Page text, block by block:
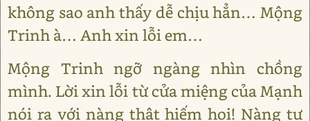
không sao anh thấy dễ chịu hẳn… Mộng
Trinh à… Anh xin lỗi em…
Mộng Trinh ngỡ ngàng nhìn chồng
mình. Lời xin lỗi từ cửa miệng của Mạnh
nói ra với nàng thật hiếm hoi! Nàng tự